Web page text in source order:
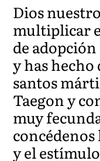
Dios
multiplicar
de
y has hecho
santos
Taegon y
muy
concédenos
y el